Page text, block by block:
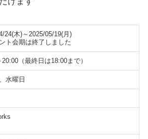
24(木)～2025/05/19(月)
ト会期は終了しました
20:00（最終日は18:00まで）
水曜日